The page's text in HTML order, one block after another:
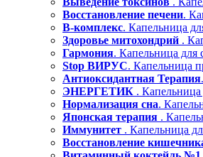
Восстановление печени.
В-комплекс. Капельница
Здоровье митохондрий .
Гармония. Капельница для
Stop ВИРУС. Капельница
Антиоксидантная Терапия
ЭНЕРГЕТИК .
Нормализация сна.
Японская терапия .
Иммунитет . Капельница
Восстановление